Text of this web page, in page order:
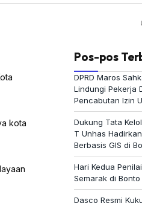
kota
Pos-pos
DPRD Maros
Lindungi Pekerja
Pencabutan Izin
Dukung Tata
T Unhas
Berbasis GIS di
Hari Kedua
Semarak di
Dasco Resmi